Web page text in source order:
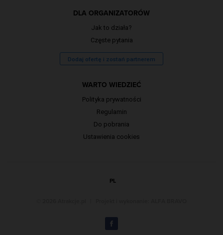
DLA ORGANIZATORÓW
Jak to działa?
Częste pytania
Dodaj ofertę i zostań partnerem
WARTO WIEDZIEĆ
Polityka prywatności
Regulamin
Do pobrania
Ustawienia cookies
PL